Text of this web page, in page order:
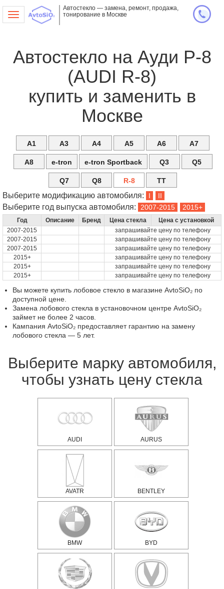
Toggle
Автостекло — замена, ремонт, продажа,
тонирование в Москве
Автостекло на Ауди Р-8
(AUDI R-8)
купить и заменить в
Москве
A1 A3 A4 A5 A6 A7
A8 e-tron e-tron Sportback Q3 Q5
Q7 Q8 R-8 TT
Выберите модификацию автомобиля:
Выберите год выпуска автомобиля:
Год Описание Бренд Цена стекла
Цена с установкой
2007-2015
запрашивайте цену по телефону
2007-2015
запрашивайте цену по телефону
2007-2015
запрашивайте цену по телефону
2015+
запрашивайте цену по телефону
2015+
запрашивайте цену по телефону
2015+
запрашивайте цену по телефону
Вы можете купить лобовое стекло в магазине AvtoSiO₂ по
доступной цене.
Замена лобового стекла в установочном центре AvtoSiO₂
займет не более 2 часов.
Кампания AvtoSiO₂ предоставляет гарантию на замену
лобового стекла — 5 лет.
Выберите марку автомобиля,
чтобы узнать цену стекла
AUDI AURUS
AVATR BENTLEY
BMW BYD